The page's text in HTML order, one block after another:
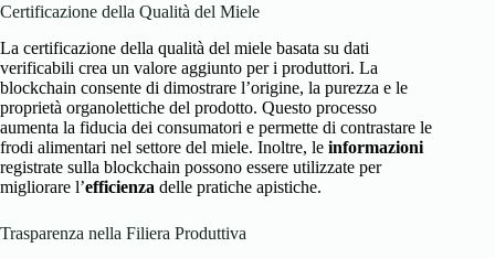
Certificazione della Qualità del Miele
La certificazione della qualità del miele basata su dati
verificabili crea un valore aggiunto per i produttori. La
blockchain consente di dimostrare l’origine, la purezza e le
proprietà organolettiche del prodotto. Questo processo
aumenta la fiducia dei consumatori e permette di contrastare le
frodi alimentari nel settore del miele. Inoltre, le informazioni
registrate sulla blockchain possono essere utilizzate per
migliorare l’efficienza delle pratiche apistiche.
Trasparenza nella Filiera Produttiva